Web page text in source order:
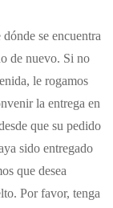
se encuentra
de nuevo. Si no
le rogamos
la entrega en
que su pedido
sido entregado
que desea
Por favor, tenga